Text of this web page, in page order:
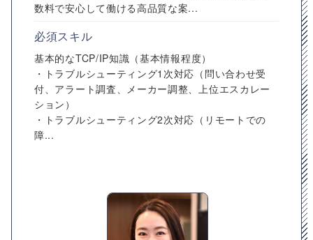
数料で安心して働ける高品質な案...
必須スキル
基本的なTCP/IP知識（基本情報程度）
・トラブルシューティング1次対応（問い合わせ受
付、アラート調査、メーカー調整、上位エスカレー
ション）
・トラブルシューティング2次対応（リモートでの
障...